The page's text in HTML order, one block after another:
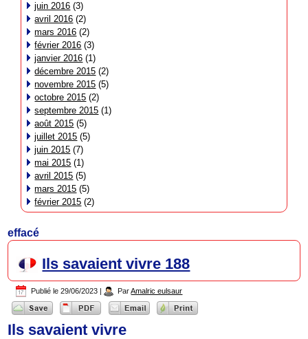
juin 2016 (3)
avril 2016 (2)
mars 2016 (2)
février 2016 (3)
janvier 2016 (1)
décembre 2015 (2)
novembre 2015 (5)
octobre 2015 (2)
septembre 2015 (1)
août 2015 (5)
juillet 2015 (5)
juin 2015 (7)
mai 2015 (1)
avril 2015 (5)
mars 2015 (5)
février 2015 (2)
effacé
Ils savaient vivre 188
Publié le 29/06/2023 | Par Amalric eulsaur
Ils savaient vivre